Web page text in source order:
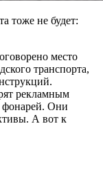
тоже не будет:
место
транспорта,
рекламным
фонарей. Они
А вот к